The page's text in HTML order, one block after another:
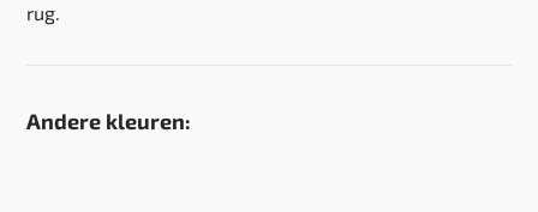
rug.
Andere kleuren: